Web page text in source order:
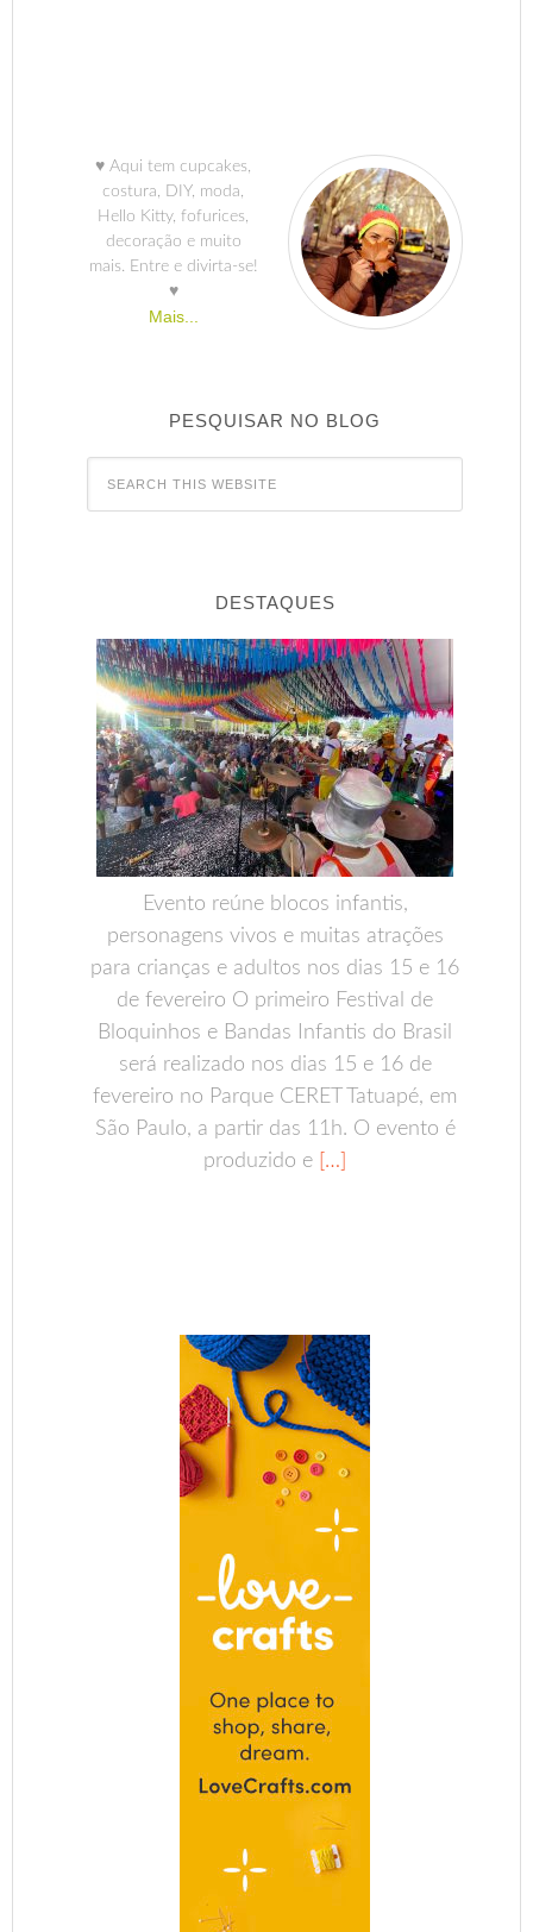
♥ Aqui tem cupcakes,
costura, DIY, moda,
Hello Kitty, fofurices,
decoração e muito
mais. Entre e divirta-se!
♥
Mais...
PESQUISAR NO BLOG
DESTAQUES
Evento reúne blocos infantis,
personagens vivos e muitas atrações
para crianças e adultos nos dias 15 e 16
de fevereiro O primeiro Festival de
Bloquinhos e Bandas Infantis do Brasil
será realizado nos dias 15 e 16 de
fevereiro no Parque CERET Tatuapé, em
São Paulo, a partir das 11h. O evento é
produzido e […]